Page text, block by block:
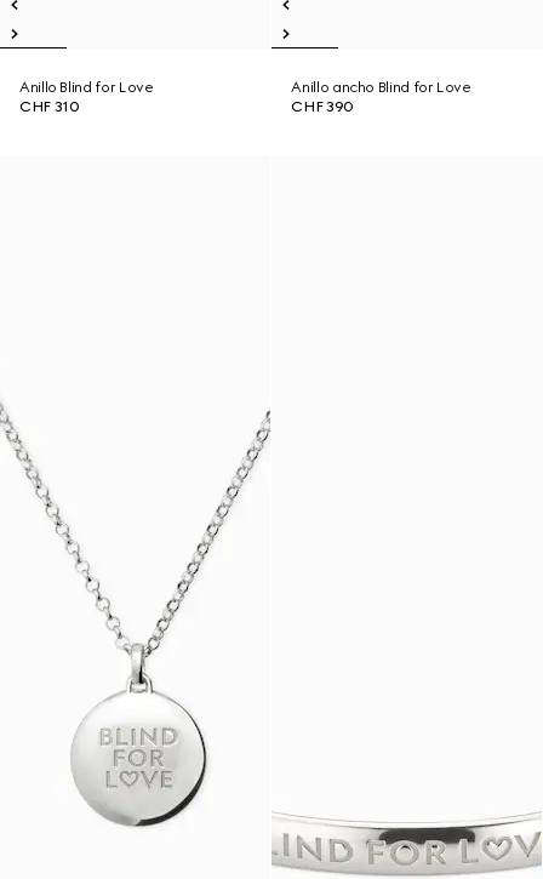
Anillo Blind for Love
CHF 310
Anillo ancho Blind for Love
CHF 390